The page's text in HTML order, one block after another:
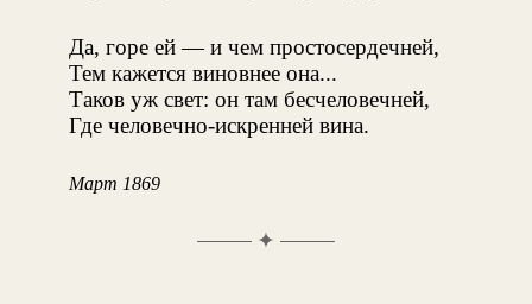
Да, горе ей — и чем простосердечней,
Тем кажется виновнее она...
Таков уж свет: он там бесчеловечней,
Где человечно-искренней вина.
Март 1869
✦